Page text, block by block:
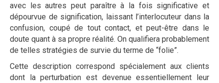
avec les autres peut paraître à la fois significative et
dépourvue de signification, laissant l’interlocuteur dans la
confusion, coupé de tout contact, et peut-être dans le
doute quant à sa propre réalité. On qualifiera probablement
de telles stratégies de survie du terme de “folie”.
Cette description correspond spécialement aux clients
dont la perturbation est devenue essentiellement leur